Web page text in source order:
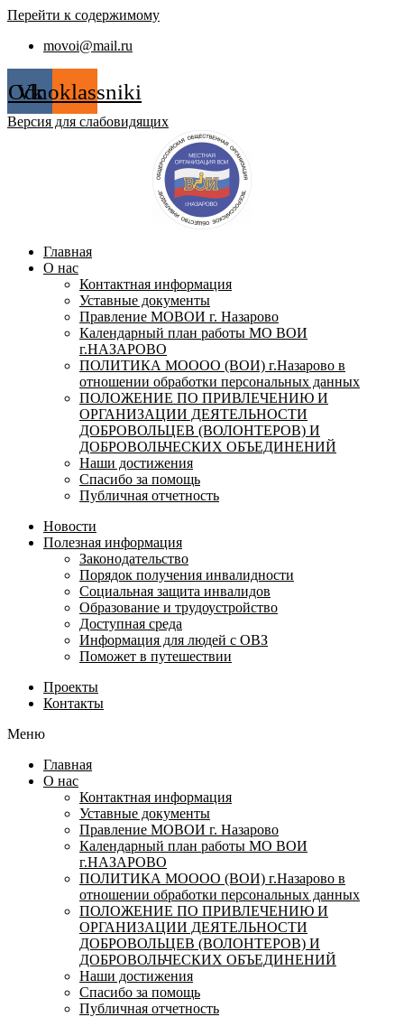
Перейти к содержимому
movoi@mail.ru
Vk
Odnoklassniki
Версия для слабовидящих
Главная
О нас
Контактная информация
Уставные документы
Правление МОВОИ г. Назарово
Календарный план работы МО ВОИ
г.НАЗАРОВО
ПОЛИТИКА МОООО (ВОИ) г.Назарово в
отношении обработки персональных данных
ПОЛОЖЕНИЕ ПО ПРИВЛЕЧЕНИЮ И
ОРГАНИЗАЦИИ ДЕЯТЕЛЬНОСТИ
ДОБРОВОЛЬЦЕВ (ВОЛОНТЕРОВ) И
ДОБРОВОЛЬЧЕСКИХ ОБЪЕДИНЕНИЙ
Наши достижения
Спасибо за помощь
Публичная отчетность
Новости
Полезная информация
Законодательство
Порядок получения инвалидности
Социальная защита инвалидов
Образование и трудоустройство
Доступная среда
Информация для людей с ОВЗ
Поможет в путешествии
Проекты
Контакты
Меню
Главная
О нас
Контактная информация
Уставные документы
Правление МОВОИ г. Назарово
Календарный план работы МО ВОИ
г.НАЗАРОВО
ПОЛИТИКА МОООО (ВОИ) г.Назарово в
отношении обработки персональных данных
ПОЛОЖЕНИЕ ПО ПРИВЛЕЧЕНИЮ И
ОРГАНИЗАЦИИ ДЕЯТЕЛЬНОСТИ
ДОБРОВОЛЬЦЕВ (ВОЛОНТЕРОВ) И
ДОБРОВОЛЬЧЕСКИХ ОБЪЕДИНЕНИЙ
Наши достижения
Спасибо за помощь
Публичная отчетность